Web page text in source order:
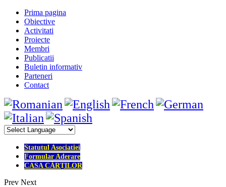
Prima pagina
Obiective
Activitati
Proiecte
Membri
Publicatii
Buletin informativ
Parteneri
Contact
Statutul Asociatiei
Formular Aderare
CASA CĂRȚILOR
Prev Next